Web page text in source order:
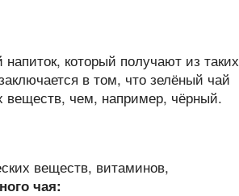
который получают из таких
в том, что зелёный чай
веществ, чем, например, чёрный.
веществ, витаминов,
чая: